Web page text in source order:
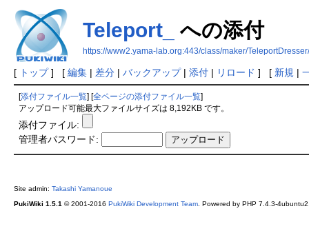
Teleport_ への添付
https://www2.yama-lab.org:443/class/maker/
[ トップ] [ 編集| 差分| バックアップ| 添付| リロード ] [ 新規 |
添付ファイル一覧 全ページの添付ファイル一覧
アップロード可能最大ファイルサイズは 8,192KB です。
添付ファイル:
管理者パスワード:
Site admin: Takashi Yamanoue
PukiWiki 1.5.1 © 2001-2016 PukiWiki Development Team. Powered by PHP 7.4.3-